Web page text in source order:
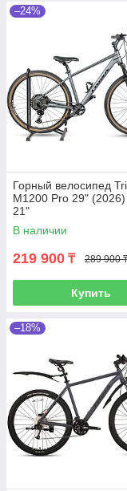
–24%
Горный велосипед
M1200 Pro 29"
21"
В наличии
219 900 ₸ 289 900
Купить
–18%